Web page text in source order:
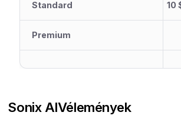
Standard 10
Premium
Sonix AIVélemények